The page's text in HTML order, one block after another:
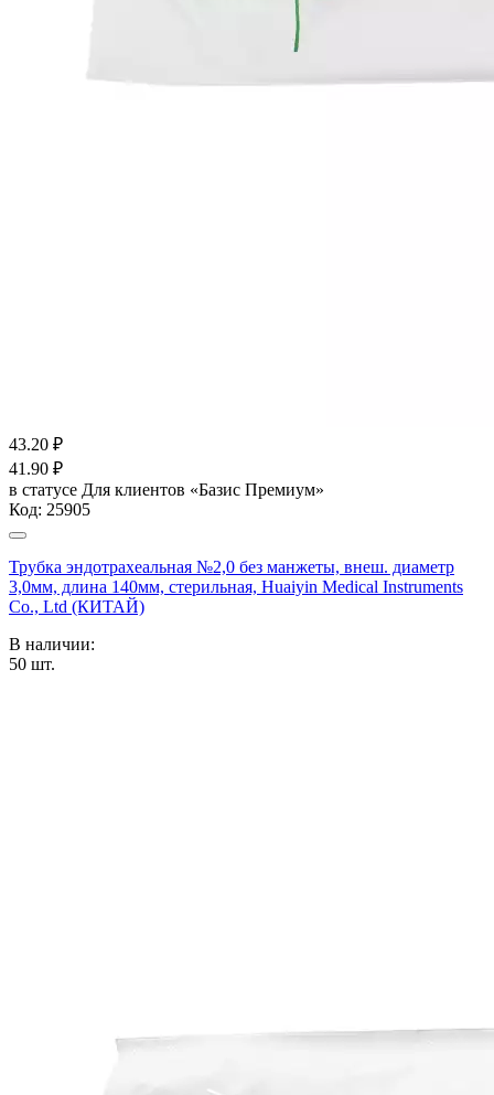
43.20 ₽
41.90 ₽
в статусе Для клиентов «Базис Премиум»
Код: 25905
Трубка эндотрахеальная №2,0 без манжеты, внеш. диаметр
3,0мм, длина 140мм, стерильная, Huaiyin Medical Instruments
Co., Ltd (КИТАЙ)
В наличии:
50 шт.